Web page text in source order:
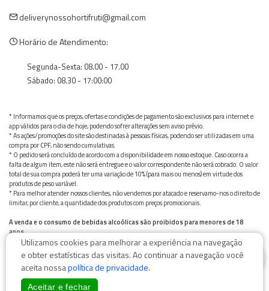
deliverynossohortifruti@gmail.com
Horário de Atendimento:
Segunda-Sexta: 08.00 - 17.00
Sábado: 08.30 - 17:00:00
* Informamos que os preços, ofertas e condições de pagamento são exclusivos para internet e
app válidos para o dia de hoje, podendo sofrer alterações sem aviso prévio.
* As ações/promoções do site são destinadas à pessoas físicas, podendo ser utilizadas em uma
compra por CPF, não sendo cumulativas.
* O pedido será concluído de acordo com a disponibilidade em nosso estoque. Caso ocorra a
falta de algum item, este não será entregue e o valor correspondente não será cobrado. O valor
total de sua compra poderá ter uma variação de 10% (para mais ou menos) em virtude dos
produtos de peso variável.
* Para melhor atender nossos clientes, não vendemos por atacado e reservamo-nos o direito de
limitar, por cliente, a quantidade dos produtos com preços promocionais.
A venda e o consumo de bebidas alcoólicas são proibidos para menores de 18
anos.
Bebida alcoólica pode causar dependência química e, em excesso, provoca graves males à saúde.
Beba com moderação
Utilizamos cookies para melhorar a experiência na navegação
e obter estatísticas das visitas. Ao continuar a navegação você
aceita nossapolítica de privacidade.
Aceitar e fechar